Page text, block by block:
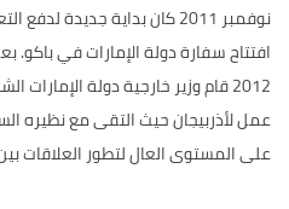
نوفمبر 2011 كان بداية جديدة
2012 قام وزير خارجية دولة الإمارات
عمل لأذربيجان حيث التقى مع نظيره
على المستوى العال لتطور العلاقات